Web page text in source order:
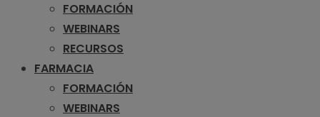
FORMACIÓN
WEBINARS
RECURSOS
FARMACIA
FORMACIÓN
WEBINARS